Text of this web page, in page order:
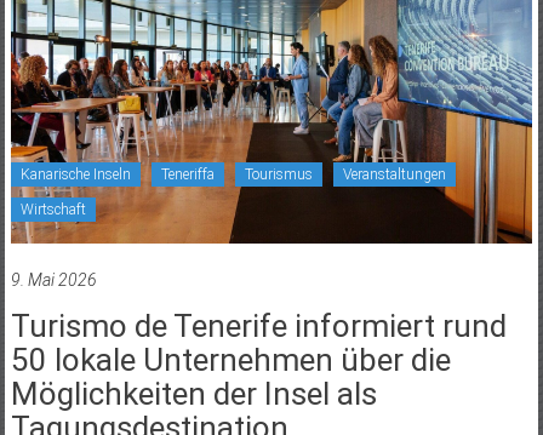
Kanarische Inseln Teneriffa Tourismus Veranstaltungen
Wirtschaft
9. Mai 2026
Turismo de Tenerife informiert rund
50 lokale Unternehmen über die
Möglichkeiten der Insel als
Tagungsdestination